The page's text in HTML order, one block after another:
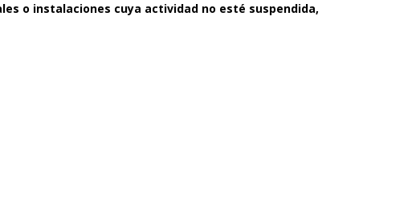
o instalaciones cuya actividad no esté suspendida,